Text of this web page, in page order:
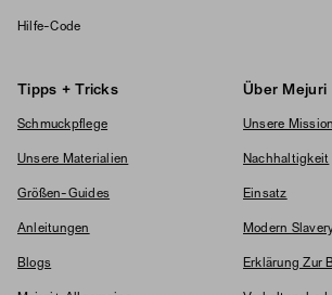
Hilfe-Code
Tipps + Tricks
Schmuckpflege
Unsere Materialien
Größen-Guides
Anleitungen
Blogs
Über Mejuri
Unsere Mission
Nachhaltigkeit
Einsatz
Modern
Erklärung Zur